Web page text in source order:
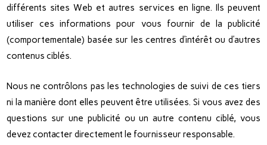
différents sites Web et autres services en ligne. Ils peuvent
utiliser ces informations pour vous fournir de la publicité
(comportementale) basée sur les centres d’intérêt ou d’autres
contenus ciblés.
Nous ne contrôlons pas les technologies de suivi de ces tiers
ni la manière dont elles peuvent être utilisées. Si vous avez des
questions sur une publicité ou un autre contenu ciblé, vous
devez contacter directement le fournisseur responsable.